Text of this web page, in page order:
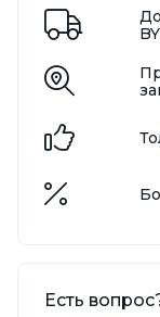
Есть